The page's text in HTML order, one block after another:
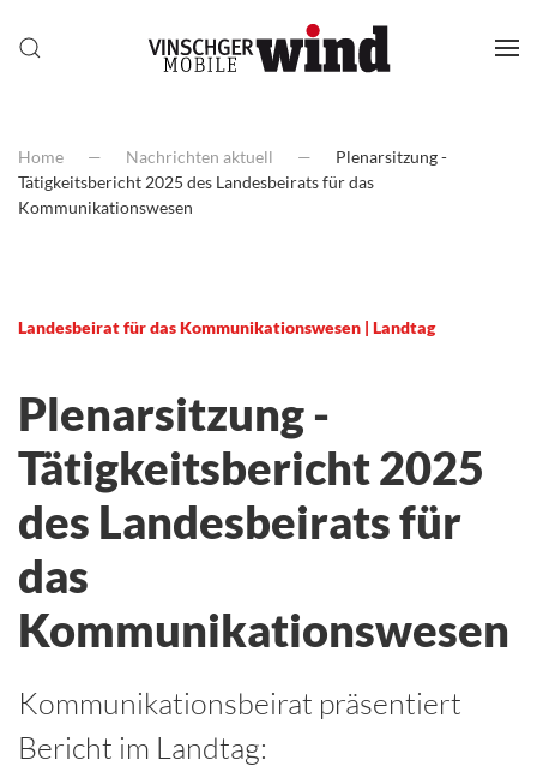
Home Nachrichten aktuell
Plenarsitzung -
Tätigkeitsbericht 2025 des Landesbeirats für das
Kommunikationswesen
Landesbeirat für das Kommunikationswesen | Landtag
Plenarsitzung -
Tätigkeitsbericht 2025
des Landesbeirats für
das
Kommunikationswesen
Kommunikationsbeirat präsentiert
Bericht im Landtag: